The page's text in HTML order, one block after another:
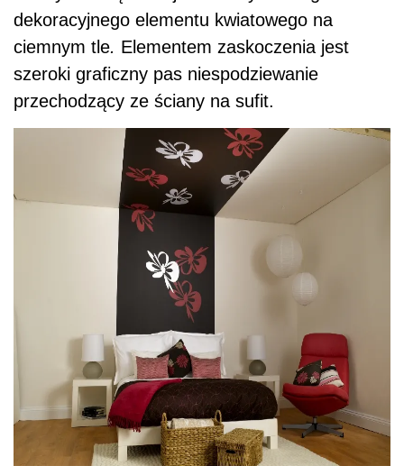
Fot. Benjamin Moore
Stylowy sufit
W tej jadalni ze smukłymi oknami, elegancki
gzyms skutecznie obniża wnętrze. Ciemny
kolor lub skomplikowany wzór zastosowany na
suficie mógłby sprawić wrażenie zbyt
ciężkiego. Jednak subtelny i wyszukany odcień